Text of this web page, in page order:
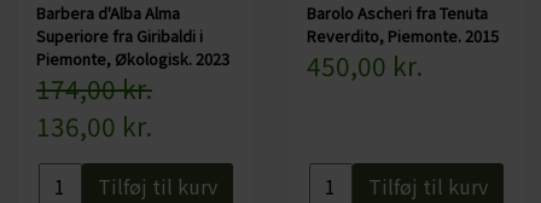
Barbera d'Alba Alma
Superiore fra Giribaldi i
Piemonte, Økologisk. 2023
174,00 kr.
136,00 kr.
Tilføj til kurv
Barolo Ascheri fra Tenuta
Reverdito, Piemonte. 2015
450,00 kr.
Tilføj til kurv